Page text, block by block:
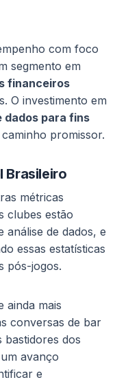
com foco
segmento em
financeiros
O investimento em
dados para fins
promissor.
Brasileiro
métricas
clubes estão
análise de dados, e
essas estatísticas
pós-jogos.
ainda mais
conversas de bar
bastidores dos
avanço
e